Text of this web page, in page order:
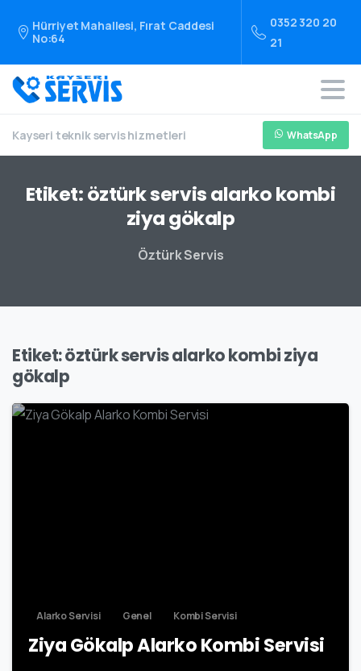
Hürriyet Mahallesi, Fırat Caddesi
No:64
0352 320 20
21
Kayseri teknik servis hizmetleri WhatsApp
Etiket:öztürkservisalarkokombi
ziyagökalp
Öztürk Servis
Etiket:öztürk servis alarko kombi ziya
gökalp
Alarko Servisi Genel Kombi Servisi
Ziya Gökalp Alarko Kombi Servisi